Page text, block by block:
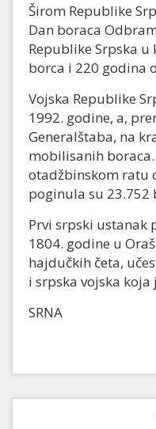
Širom Republike
Dan boraca
Republike Srpska
borca i 220 godina
Vojska Republike
1992. godine, a,
Generalštaba, na
mobilisanih
otadžbinskom ratu
poginula su 23.752
Prvi srpski ustanak
1804. godine u
hajdučkih četa,
i srpska vojska
SRNA